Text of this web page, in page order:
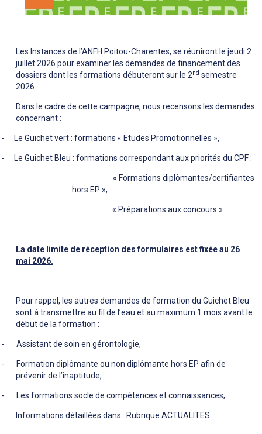
Les Instances de l’ANFH Poitou-Charentes, se réuniront le jeudi 2
juillet 2026 pour examiner les demandes de financement des
dossiers dont les formations débuteront sur le 2nd semestre
2026.
Dans le cadre de cette campagne, nous recensons les demandes
concernant :
- Le Guichet vert : formations « Etudes Promotionnelles »,
- Le Guichet Bleu : formations correspondant aux priorités du CPF :
« Formations diplômantes/certifiantes
hors EP »,
« Préparations aux concours »
La date limite de réception des formulaires est fixée au 26
mai 2026.
Pour rappel, les autres demandes de formation du Guichet Bleu
sont à transmettre au fil de l’eau et au maximum 1 mois avant le
début de la formation :
- Assistant de soin en gérontologie,
-
Formation diplômante ou non diplômante hors EP afin de
prévenir de l’inaptitude,
- Les formations socle de compétences et connaissances,
Informations détaillées dans : Rubrique ACTUALITES